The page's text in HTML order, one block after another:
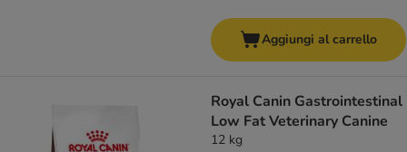
Aggiungi al carrello
Royal Canin Gastrointestinal
Low Fat Veterinary Canine
12 kg